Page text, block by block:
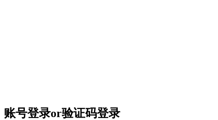
账号登录or验证码登录